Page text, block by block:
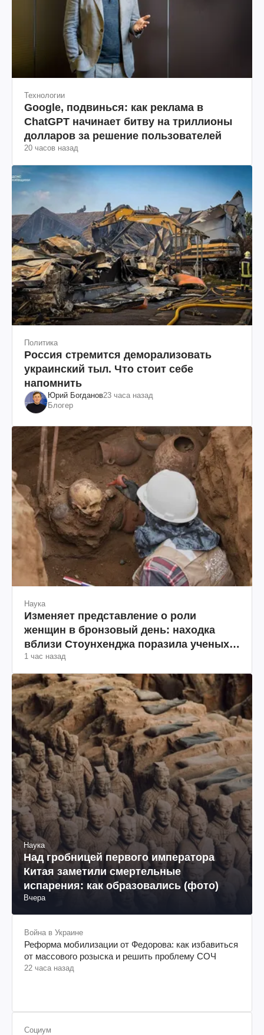
Технологии
Google, подвинься: как реклама в
ChatGPT начинает битву на триллионы
долларов за решение пользователей
20 часов назад
Политика
Россия стремится деморализовать
украинский тыл. Что стоит себе
напомнить
Юрий Богданов23 часа назад
Блогер
Наука
Изменяет представление о роли
женщин в бронзовый день: находка
вблизи Стоунхенджа поразила ученых
(фото)
1 час назад
Наука
Над гробницей первого императора
Китая заметили смертельные
испарения: как образовались (фото)
Вчера
Война в Украине
Реформа мобилизации от Федорова: как избавиться
от массового розыска и решить проблему СОЧ
22 часа назад
Социум